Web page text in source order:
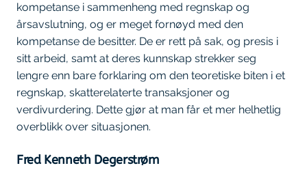
kompetanse i sammenheng med regnskap og
årsavslutning, og er meget fornøyd med den
kompetanse de besitter. De er rett på sak, og presis i
sitt arbeid, samt at deres kunnskap strekker seg
lengre enn bare forklaring om den teoretiske biten i et
regnskap, skatterelaterte transaksjoner og
verdivurdering. Dette gjør at man får et mer helhetlig
overblikk over situasjonen.
Fred Kenneth Degerstrøm